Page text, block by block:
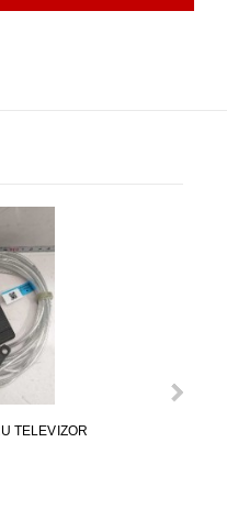
TELEVIZOR